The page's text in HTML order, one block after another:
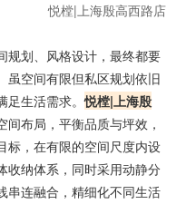
悦樘|上海殷高西路店
规划、风格设计，最终都要
虽空间有限但私区规划依旧
足生活需求。悦樘|上海殷
布局，平衡品质与坪效，
标，在有限的空间尺度内设
收纳体系，同时采用动静分
串连融合，精细化不同生活